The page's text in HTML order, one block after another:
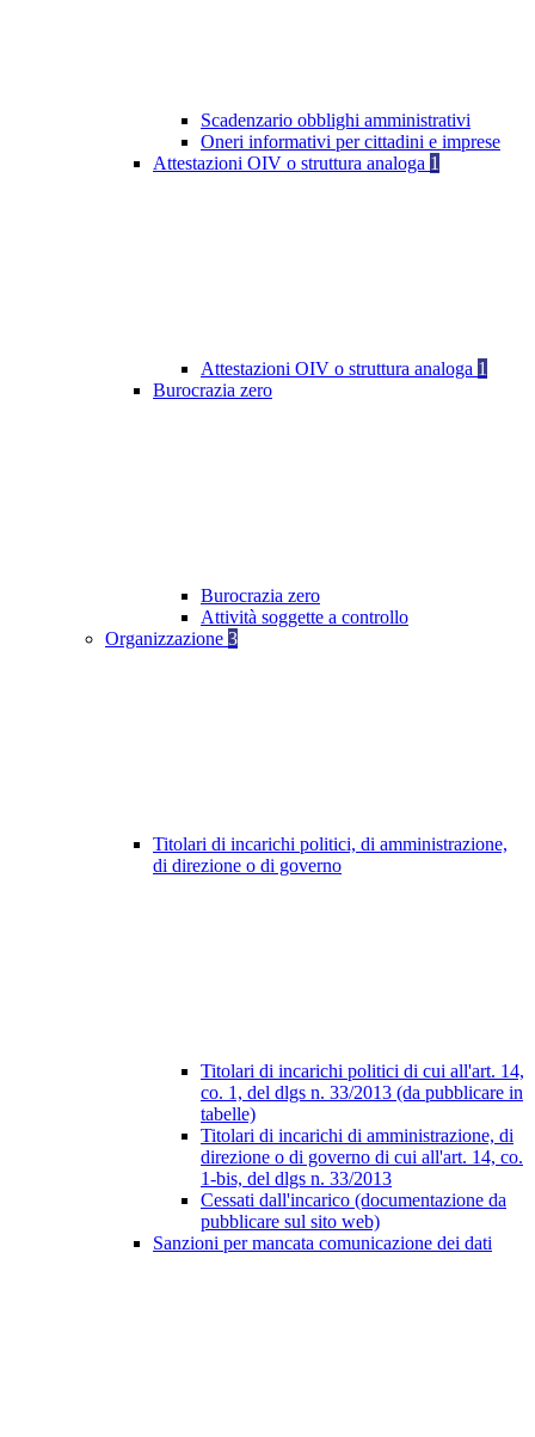
Scadenzario obblighi amministrativi
Oneri informativi per cittadini e imprese
Attestazioni OIV o struttura analoga 1
Attestazioni OIV o struttura analoga 1
Burocrazia zero
Burocrazia zero
Attività soggette a controllo
Organizzazione 3
Titolari di incarichi politici, di amministrazione,
di direzione o di governo
Titolari di incarichi politici di cui all'art. 14,
co. 1, del dlgs n. 33/2013 (da pubblicare in
tabelle)
Titolari di incarichi di amministrazione, di
direzione o di governo di cui all'art. 14, co.
1-bis, del dlgs n. 33/2013
Cessati dall'incarico (documentazione da
pubblicare sul sito web)
Sanzioni per mancata comunicazione dei dati